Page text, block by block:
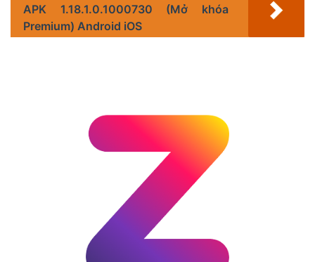
APK 1.18.1.0.1000730 (Mở khóa
Premium) Android iOS